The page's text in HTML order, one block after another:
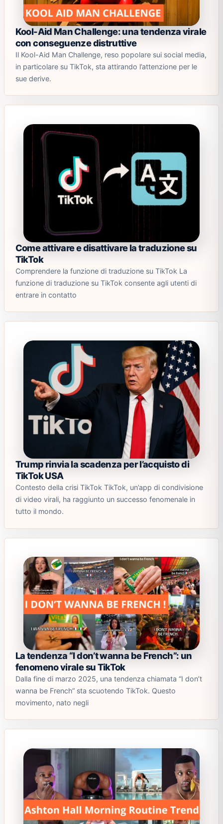
Kool-Aid Man Challenge: una tendenza virale
con conseguenze distruttive
Il Kool-Aid Man Challenge, reso popolare sui social media,
in particolare su TikTok, sta attirando l’attenzione per le
sue derive.
Come attivare e disattivare la traduzione su
TikTok
Comprendere la funzione di traduzione su TikTok La
funzione di traduzione su TikTok consente agli utenti di
entrare in contatto
Trump rinvia la scadenza per l’acquisto di
TikTok USA
Contesto della crisi TikTok TikTok, un’app di condivisione
di video virali, ha raggiunto un successo fenomenale in
tutto il mondo.
La tendenza “I don’t wanna be French”: un
fenomeno virale su TikTok
Dalla fine di marzo 2025, una tendenza chiamata “I don’t
wanna be French” sta scuotendo TikTok. Questo
movimento, nato negli